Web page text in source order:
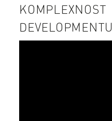
KOMPLEXNOST
DEVELOPMENTU